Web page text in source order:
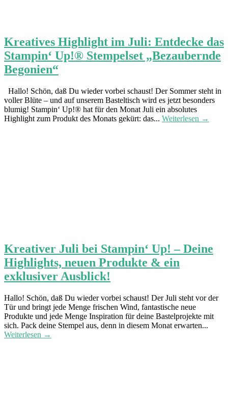
Kreatives Highlight im Juli: Entdecke das
Stampin‘ Up!® Stempelset „Bezaubernde
Begonien“
Hallo! Schön, daß Du wieder vorbei schaust! Der Sommer steht in
voller Blüte – und auf unserem Basteltisch wird es jetzt besonders
blumig! Stampin‘ Up!® hat für den Monat Juli ein absolutes
Highlight zum Produkt des Monats gekürt: das... Weiterlesen →
Kreativer Juli bei Stampin‘ Up! – Deine
Highlights, neuen Produkte & ein
exklusiver Ausblick!
Hallo! Schön, daß Du wieder vorbei schaust! Der Juli steht vor der
Tür und bringt jede Menge frischen Wind, fantastische neue
Produkte und jede Menge Inspiration für deine Bastelprojekte mit
sich. Pack deine Stempel aus, denn in diesem Monat erwarten...
Weiterlesen →